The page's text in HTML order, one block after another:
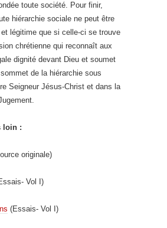
toute société. Pour finir,
hiérarchie sociale ne peut être
légitime que si celle-ci se trouve
chrétienne qui reconnaît aux
dignité devant Dieu et soumet
de la hiérarchie sous
Seigneur Jésus-Christ et dans la
loin :
originale)
Vol I)
(Essais- Vol I)